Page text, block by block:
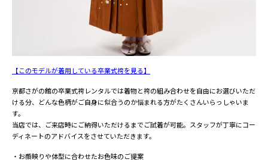
【このモデルが着用している卒業式袴を見る】
京都さがの館の卒業式袴レンタルでは着物と袴の組み合わせを自由にお選びいただ
ける分、どんな色柄がご自身に似合うのか悩まれる方がたくさんいらっしゃいま
す。
当店では、ご来店時にご納得いただけるまでご試着が可能。スタッフが丁寧にコー
ディネートのアドバイスをさせていただきます。
・お顔映りや体型に合わせたお色味のご提案